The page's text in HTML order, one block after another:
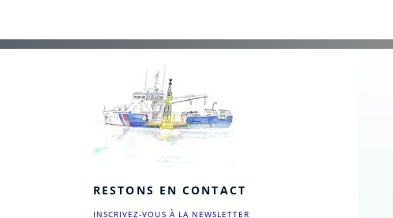
RESTONS EN CONTACT
INSCRIVEZ-VOUS À LA NEWSLETTER